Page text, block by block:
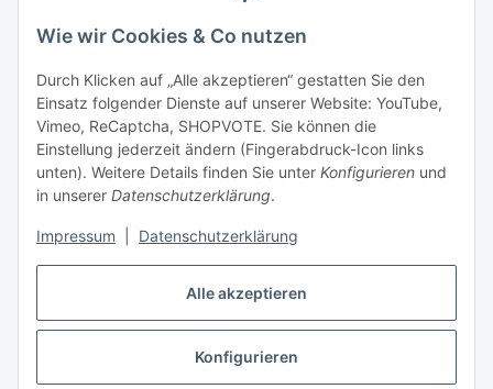
Alle akzeptieren
Konfigurieren
Wie wir Cookies & Co nutzen
Durch Klicken auf „Alle akzeptieren“ gestatten Sie den
Einsatz folgender Dienste auf unserer Website: YouTube,
Vimeo, ReCaptcha, SHOPVOTE. Sie können die
Einstellung jederzeit ändern (Fingerabdruck-Icon links
unten). Weitere Details finden Sie unter Konfigurieren und
in unserer Datenschutzerklärung.
Impressum Datenschutzerklärung